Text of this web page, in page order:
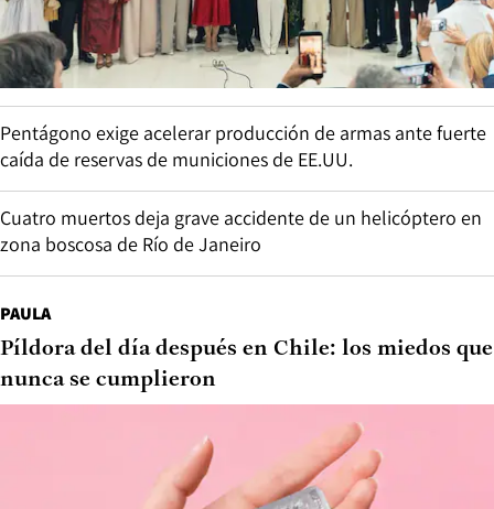
Pentágono exige acelerar producción de armas ante fuerte
caída de reservas de municiones de EE.UU.
Cuatro muertos deja grave accidente de un helicóptero en
zona boscosa de Río de Janeiro
PAULA
Píldora del día después en Chile: los miedos que
nunca se cumplieron